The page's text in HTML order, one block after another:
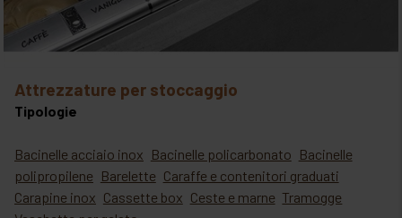
attrezzature per stoccaggio
Tipologie
Bacinelle acciaio inox Bacinelle policarbonato Bacinelle
polipropilene Barelette Caraffe e contenitori graduati
Carapine inox Cassette box Ceste e marne Tramogge